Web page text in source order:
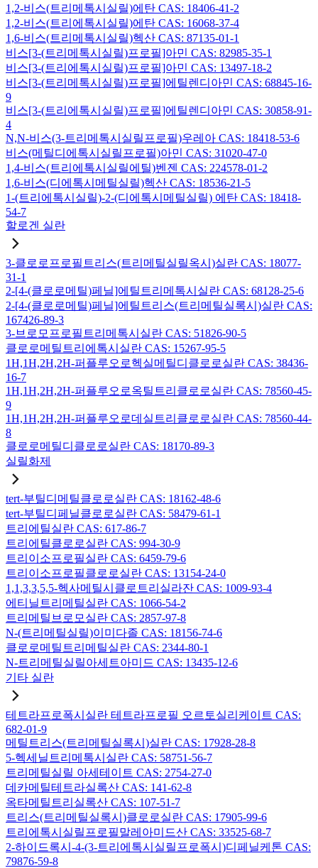
1,2-비스(트리메톡시실릴)에탄 CAS: 18406-41-2
1,2-비스(트리에톡시실릴)에탄 CAS: 16068-37-4
1,6-비스(트리메톡시실릴)헥산 CAS: 87135-01-1
비스[3-(트리메톡시실릴)프로필]아민 CAS: 82985-35-1
비스[3-(트리에톡시실릴)프로필]아민 CAS: 13497-18-2
비스[3-(트리메톡시실릴)프로필]에틸렌디아민 CAS: 68845-16-
9
비스[3-(트리에톡시실릴)프로필]에틸렌디아민 CAS: 30858-91-
4
N,N-비스(3-트리메톡시실릴프로필)우레아 CAS: 18418-53-6
비스(메틸디에톡시실릴프로필)아민 CAS: 31020-47-0
1,4-비스(트리에톡시실릴에틸)벤젠 CAS: 224578-01-2
1,6-비스(디에톡시메틸실릴)헥산 CAS: 18536-21-5
1-(트리에톡시실릴)-2-(디에톡시메틸실릴) 에탄 CAS: 18418-
54-7
할로겐 실란
3-클로로프로필트리스(트리메틸실릴옥시)실란 CAS: 18077-
31-1
2-[4-(클로로메틸)페닐]에틸트리메톡시실란 CAS: 68128-25-6
2-[4-(클로로메틸)페닐]에틸트리스(트리메틸실록시)실란 CAS:
167426-89-3
3-브로모프로필트리메톡시실란 CAS: 51826-90-5
클로로메틸트리에톡시실란 CAS: 15267-95-5
1H,1H,2H,2H-퍼플루오로헥실메틸디클로로실란 CAS: 38436-
16-7
1H,1H,2H,2H-퍼플루오로옥틸트리클로로실란 CAS: 78560-45-
9
1H,1H,2H,2H-퍼플루오로데실트리클로로실란 CAS: 78560-44-
8
클로로메틸디클로로실란 CAS: 18170-89-3
실릴화제
tert-부틸디메틸클로로실란 CAS: 18162-48-6
tert-부틸디페닐클로로실란 CAS: 58479-61-1
트리에틸실란 CAS: 617-86-7
트리에틸클로로실란 CAS: 994-30-9
트리이소프로필실란 CAS: 6459-79-6
트리이소프로필클로로실란 CAS: 13154-24-0
1,1,3,3,5,5-헥사메틸시클로트리실라잔 CAS: 1009-93-4
에티닐트리메틸실란 CAS: 1066-54-2
트리메틸브로모실란 CAS: 2857-97-8
N-(트리메틸실릴)이미다졸 CAS: 18156-74-6
클로로메틸트리메틸실란 CAS: 2344-80-1
N-트리메틸실릴아세트아미드 CAS: 13435-12-6
기타 실란
테트라프로폭시실란 테트라프로필 오르토실리케이트 CAS:
682-01-9
메틸트리스(트리메틸실록시)실란 CAS: 17928-28-8
5-헥세닐트리메톡시실란 CAS: 58751-56-7
트리메틸실릴 아세테이트 CAS: 2754-27-0
데카메틸테트라실록산 CAS: 141-62-8
옥타메틸트리실록산 CAS: 107-51-7
트리스(트리메틸실록시)클로로실란 CAS: 17905-99-6
트리에톡시실릴프로필말레아미드산 CAS: 33525-68-7
2-하이드록시-4-(3-트리에톡시실릴프로폭시)디페닐케톤 CAS:
79876-59-8